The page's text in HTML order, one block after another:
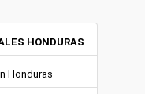
HONDURAS
Honduras